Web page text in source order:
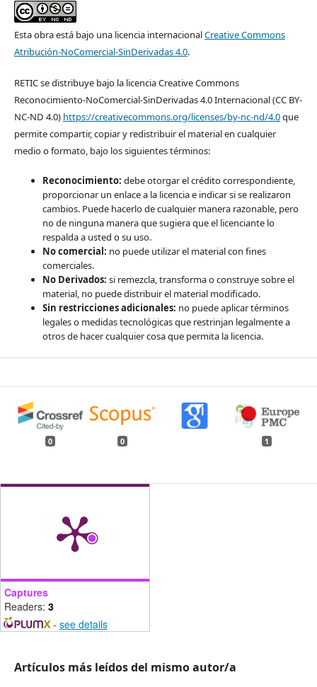
Esta obra está bajo una licencia internacionalCreative Commons
Atribución-NoComercial-SinDerivadas 4.0.
RETIC se distribuye bajo la licencia Creative Commons
Reconocimiento-NoComercial-SinDerivadas 4.0 Internacional (CC BY-
NC-ND 4.0) https://creativecommons.org/licenses/by-nc-nd/4.0que
permite compartir, copiar y redistribuir el material en cualquier
medio o formato, bajo los siguientes términos:
Reconocimiento: debe otorgar el crédito correspondiente,
proporcionar un enlace a la licencia e indicar si se realizaron
cambios. Puede hacerlo de cualquier manera razonable, pero
no de ninguna manera que sugiera que el licenciante lo
respalda a usted o su uso.
No comercial: no puede utilizar el material con fines
comerciales.
No Derivados: si remezcla, transforma o construye sobre el
material, no puede distribuir el material modificado.
Sin restricciones adicionales: no puede aplicar términos
legales o medidas tecnológicas que restrinjan legalmente a
otros de hacer cualquier cosa que permita la licencia.
0 0 1
Captures
Readers: 3
- see details
Artículos más leídos del mismo autor/a